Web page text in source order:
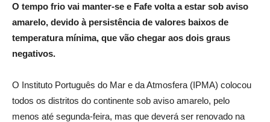
O tempo frio vai manter-se e Fafe volta a estar sob aviso
amarelo, devido à persistência de valores baixos de
temperatura mínima, que vão chegar aos dois graus
negativos.
O Instituto Português do Mar e da Atmosfera (IPMA) colocou
todos os distritos do continente sob aviso amarelo, pelo
menos até segunda-feira, mas que deverá ser renovado na